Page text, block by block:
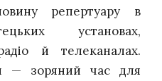
репертуару в
установах,
й телеканалах.
— зоряний час для